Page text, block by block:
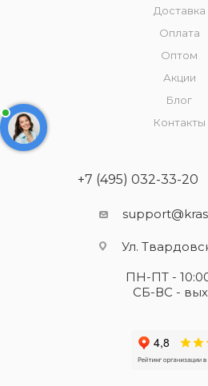
Доставка
Оплата
Оптом
Акции
Блог
Контакты
+7 (495) 032-33-20
Ул.
ПН-ПТ -
СБ-ВС -